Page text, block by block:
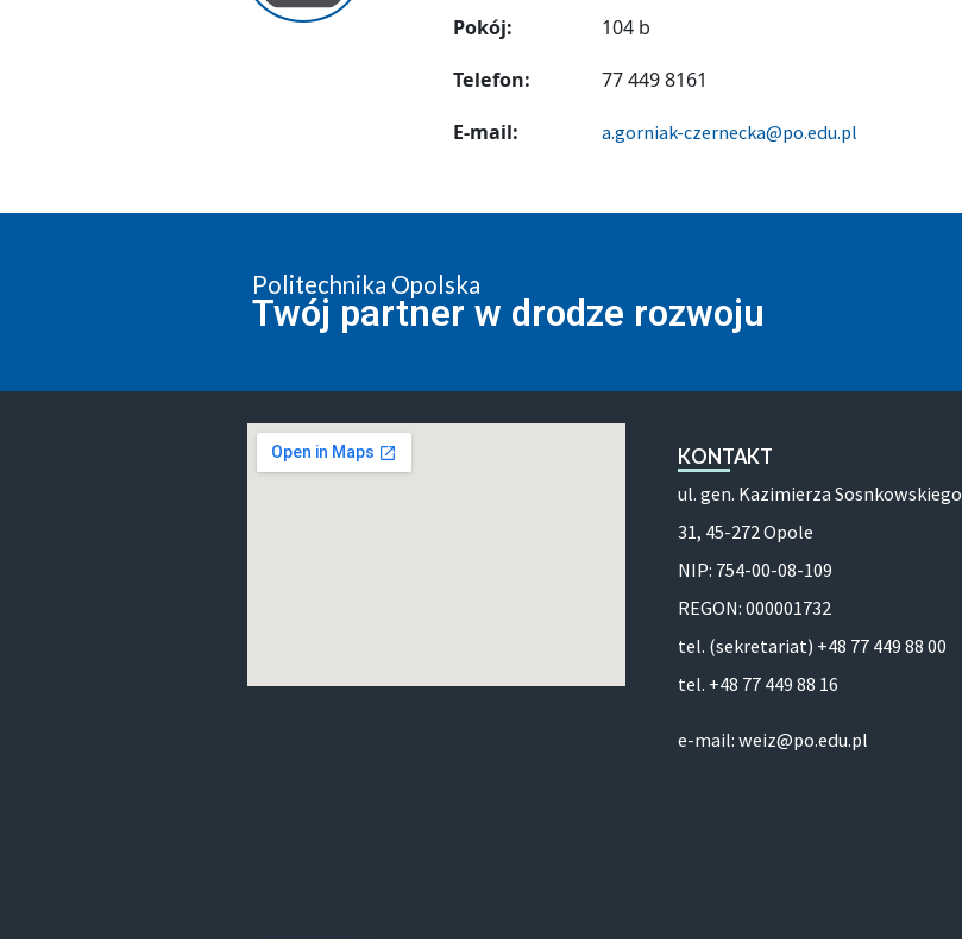
Pokój:
104 b
Telefon:
77 449 8161
E-mail:
a.gorniak-czernecka@po.edu.pl
Politechnika Opolska
Twój partner w drodze rozwoju
KONTAKT
ul. gen. Kazimierza Sosnkowskiego
31, 45-272 Opole
NIP: 754-00-08-109
REGON: 000001732
tel. (sekretariat) +48 77 449 88 00
tel. +48 77 449 88 16
e-mail: weiz@po.edu.pl